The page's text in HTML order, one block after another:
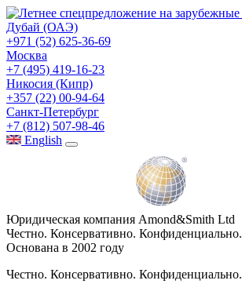
Дубай (ОАЭ)
+971 (52) 625-36-69
Москва
+7 (495) 419-16-23
Никосия (Кипр)
+357 (22) 00-94-64
Санкт-Петербург
+7 (812) 507-98-46
English
Юридическая компания Amond&Smith Ltd
Честно. Консервативно. Конфиденциально.
Основана в 2002 году
Честно. Консервативно. Конфиденциально.